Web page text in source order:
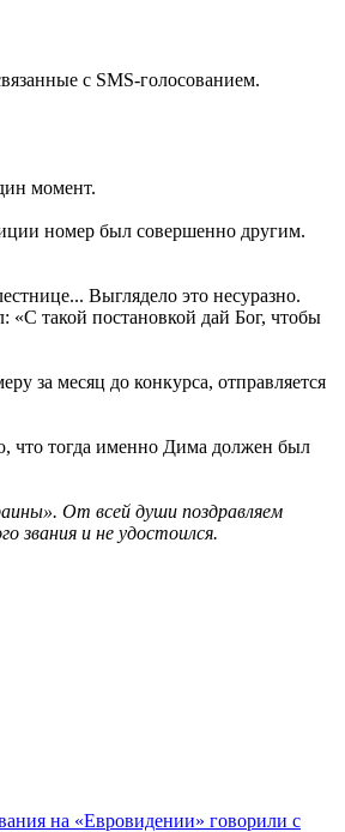
с SMS-голосованием.
момент.
номер был совершенно другим.
Выглядело это несуразно.
«С такой постановкой дай Бог, чтобы
за месяц до конкурса, отправляется
что тогда именно Дима должен был
От всей души поздравляем
звания и не удостоился.
на «Евровидении» говорили с